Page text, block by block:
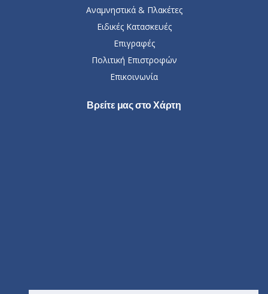
Αναμνηστικά & Πλακέτες
Ειδικές Κατασκευές
Επιγραφές
Πολιτική Επιστροφών
Επικοινωνία
Βρείτε μας στο Χάρτη